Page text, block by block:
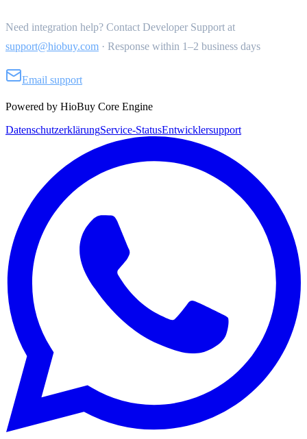
Need integration help? Contact Developer Support at
support@hiobuy.com · Response within 1–2 business days
Email support
Powered by HioBuy Core Engine
DatenschutzerklärungService-StatusEntwicklersupport